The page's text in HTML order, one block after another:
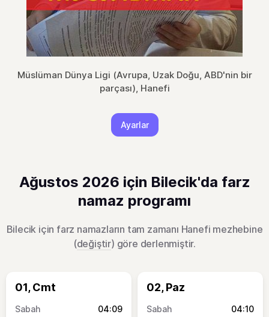
Müslüman Dünya Ligi (Avrupa, Uzak Doğu, ABD'nin bir
parçası), Hanefi
Ayarlar
Ağustos 2026 için Bilecik'da farz
namaz programı
Bilecik için farz namazların tam zamanı Hanefi mezhebine
(değiştir) göre derlenmiştir.
01, Cmt
04:09
02, Paz
04:10